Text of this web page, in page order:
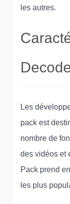
les autres.
Les
pack est
nombre de
des vidéos et
Pack prend
les plus